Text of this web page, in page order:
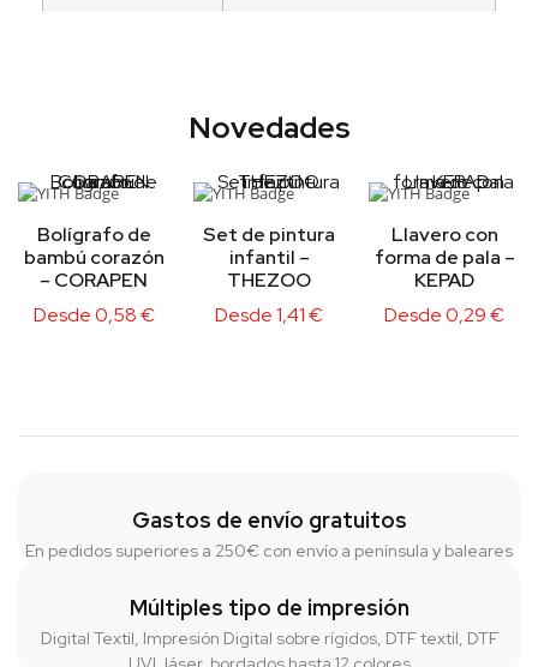
Novedades
Bolígrafo de
bambú corazón
– CORAPEN
Desde0,58€
Set de pintura
infantil –
THEZOO
Desde1,41€
Llavero con
forma de pala –
KEPAD
Desde0,29€
Gastos de envío gratuitos
En pedidos superiores a 250€ con envío a península y baleares
Múltiples tipo de impresión
Digital Textil, Impresión Digital sobre rígidos, DTF textil, DTF